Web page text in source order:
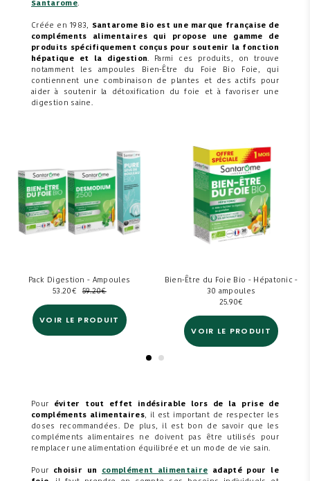
Santarome.
Créée en 1983,
Santarome Bio est une marque française de
compléments alimentaires qui propose une gamme de
produits spécifiquement conçus pour soutenir la fonction
hépatique et la digestion. Parmi ces produits, on trouve
notamment les ampoules Bien-Être du Foie Bio Foie, qui
contiennent une combinaison de plantes et des actifs pour
aider à soutenir la détoxification du foie et à favoriser une
digestion saine.
Pack Digestion - Ampoules
€
59.20
€
53.20
VOIR LE PRODUIT
Bien-Être du Foie Bio - Hépatonic -
30 ampoules
€
25.90
VOIR LE PRODUIT
Pour
éviter tout effet indésirable lors de la prise de
compléments alimentaires, il est important de respecter les
doses recommandées. De plus, il est bon de savoir que les
compléments alimentaires ne doivent pas être utilisés pour
remplacer une alimentation équilibrée et un mode de vie sain.
Pour choisir un complément alimentaire adapté pour le